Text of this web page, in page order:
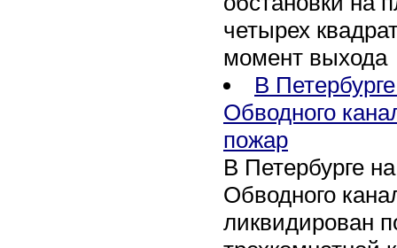
четырех
момент выхода
В
Обводного
пожар
В Петербурге
Обводного
ликвидирован